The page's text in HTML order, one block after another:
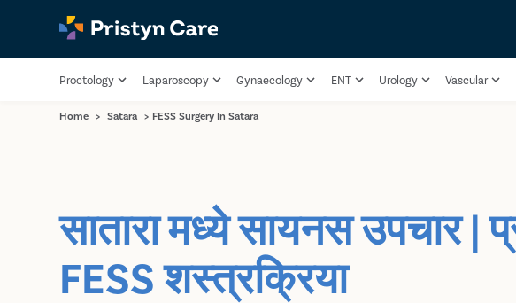
Proctology Laparoscopy Gynaecology ENT Urology Vascular
Home > Satara > FESS Surgery In Satara
सातारा मध्ये सायनस उपचार |
FESS शस्त्रक्रिया